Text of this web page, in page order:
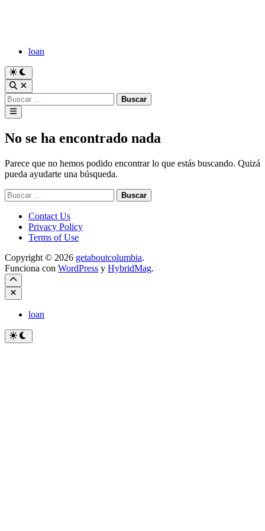
loan
Cambiar
a
modo
oscuro
Abrir
búsqueda
Buscar:
Menú
principal
No se ha encontrado nada
Parece que no hemos podido encontrar lo que estás buscando. Quizá
pueda ayudarte una búsqueda.
Buscar:
Contact Us
Privacy Policy
Terms of Use
Copyright © 2026 getaboutcolumbia.
Funciona con WordPress y HybridMag.
Cerrar
loan
Cambiar
a